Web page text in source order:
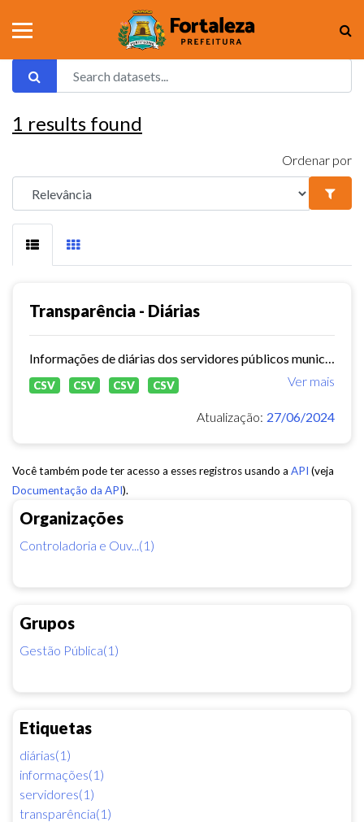
Organizações
Controladoria e Ouv...(1)
Grupos
Gestão Pública(1)
Etiquetas
diárias(1)
informações(1)
servidores(1)
transparência(1)
1 results found
Ordenar por
Transparência - Diárias
Ver mais
CSV CSV CSV CSV
Atualização: 27/06/2024
Você também pode ter acesso a esses registros usando a API (veja
Documentação da API).